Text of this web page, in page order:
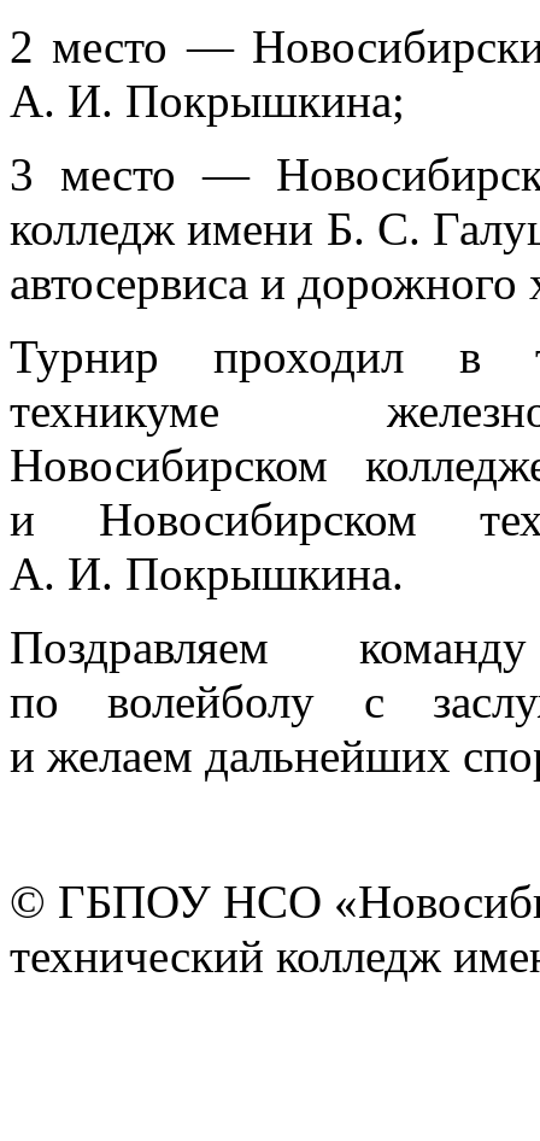
2 место —
А. И. Покрышкина;
3 место —
колледж имени Б. С.
автосервиса и дорожного
Турнир проходил в
техникуме
Новосибирском
и Новосибирском
А. И. Покрышкина.
Поздравляем
по волейболу с
и желаем дальнейших
© ГБПОУ НСО
технический колледж